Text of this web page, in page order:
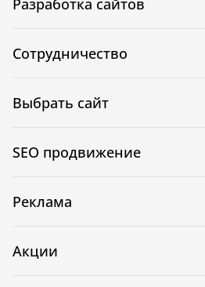
Разработка сайтов
Сотрудничество
Выбрать сайт
SEO продвижение
Реклама
Акции